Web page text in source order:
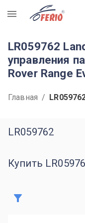
R
LR059762
управления
Rover Range
Главная /
LR059762
Купить